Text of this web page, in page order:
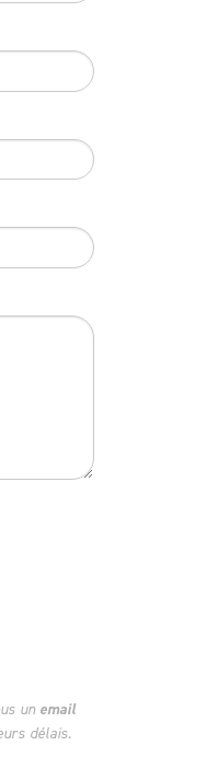
un email
délais.